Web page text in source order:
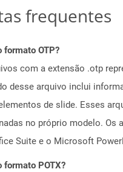
frequentes
formato OTP?
com a extensão .otp
desse arquivo inclui
de slide. Esses
no próprio modelo. Os
Suite e o Microsoft
formato POTX?